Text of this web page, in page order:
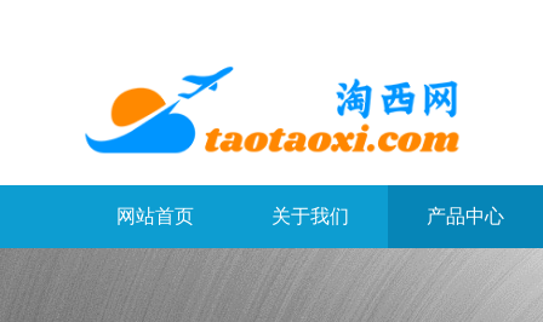
网站首页 关于我们 产品中心